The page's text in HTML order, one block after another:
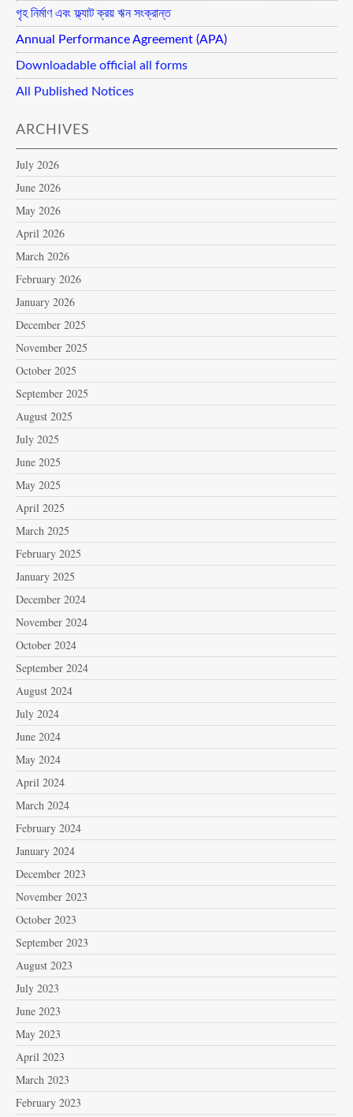
গৃহ নির্মাণ এবং ফ্ল্যাট ক্রয় ঋন সংক্রান্ত
Annual Performance Agreement (APA)
Downloadable official all forms
All Published Notices
ARCHIVES
July 2026
June 2026
May 2026
April 2026
March 2026
February 2026
January 2026
December 2025
November 2025
October 2025
September 2025
August 2025
July 2025
June 2025
May 2025
April 2025
March 2025
February 2025
January 2025
December 2024
November 2024
October 2024
September 2024
August 2024
July 2024
June 2024
May 2024
April 2024
March 2024
February 2024
January 2024
December 2023
November 2023
October 2023
September 2023
August 2023
July 2023
June 2023
May 2023
April 2023
March 2023
February 2023